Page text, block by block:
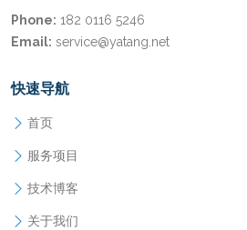
Phone: 182 0116 5246
Email: service@yatang.net
快速导航
首页
服务项目
技术博客
关于我们